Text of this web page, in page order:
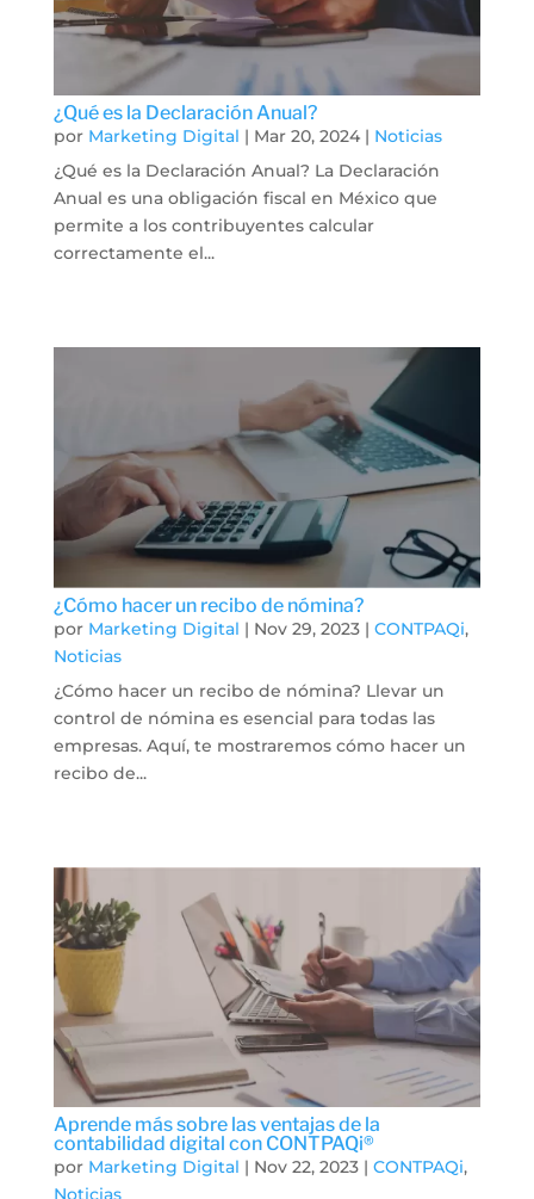
¿Qué es la Declaración Anual?
por Marketing Digital | Mar 20, 2024| Noticias
¿Qué es la Declaración Anual? La Declaración
Anual es una obligación fiscal en México que
permite a los contribuyentes calcular
correctamente el...
¿Cómo hacer un recibo de nómina?
por Marketing Digital | Nov 29, 2023| CONTPAQi,
Noticias
¿Cómo hacer un recibo de nómina? Llevar un
control de nómina es esencial para todas las
empresas. Aquí, te mostraremos cómo hacer un
recibo de...
Aprende más sobre las ventajas de la
contabilidad digital con CONTPAQi®
por Marketing Digital | Nov 22, 2023| CONTPAQi,
Noticias